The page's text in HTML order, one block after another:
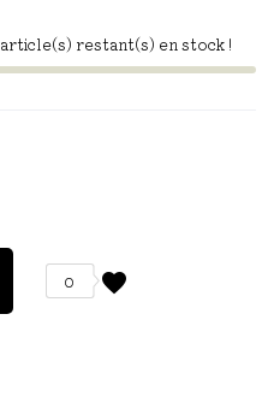
article(s) restant(s) en stock !
favorite
0